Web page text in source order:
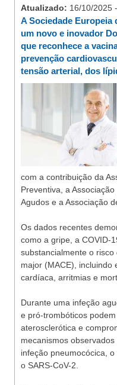
Atualizado: 16/10/2025
A Sociedade Europeia
um novo e inovador
que reconhece a
prevenção
tensão arterial, dos
com a contribuição da
Preventiva, a
Agudos e a Associação
Os dados recentes
como a gripe, a COVID-
substancialmente o
major (MACE), incluindo
cardíaca, arritmias e
Durante uma infeção
e pró-trombóticos
aterosclerótica e
mecanismos
infeção pneumocócica,
o SARS-CoV-2.